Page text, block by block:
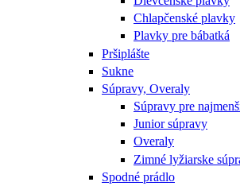
Chlapčenské plavky
Plavky pre bábatká
Pršiplášte
Sukne
Súpravy, Overaly
Súpravy pre
Junior súpravy
Overaly
Zimné lyžiarske
Spodné prádlo